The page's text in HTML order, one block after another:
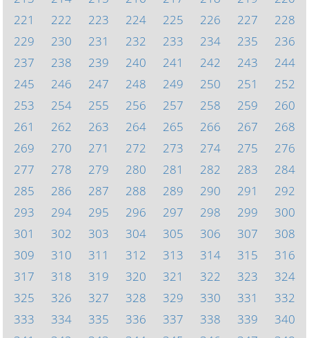
221
222 223 224 225 226 227
228
229
230 231 232 233 234 235
236
237
238 239 240 241 242 243
244
245
246 247 248 249 250 251
252
253
254 255 256 257 258 259
260
261
262 263 264 265 266 267
268
269
270 271 272 273 274 275
276
277
278 279 280 281 282 283
284
285
286 287 288 289 290 291
292
293
294 295 296 297 298 299
300
301
302 303 304 305 306 307
308
309
310 311 312 313 314 315
316
317
318 319 320 321 322 323
324
325
326 327 328 329 330 331
332
333
334 335 336 337 338 339
340